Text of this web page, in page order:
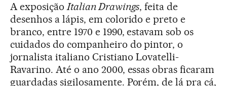
A exposiçãoItalian Drawings, feita de
desenhos a lápis, em colorido e preto e
branco, entre 1970 e 1990, estavam sob os
cuidados do companheiro do pintor, o
jornalista italiano Cristiano Lovatelli-
Ravarino. Até o ano 2000, essas obras ficaram
guardadas sigilosamente. Porém, de lá pra cá,